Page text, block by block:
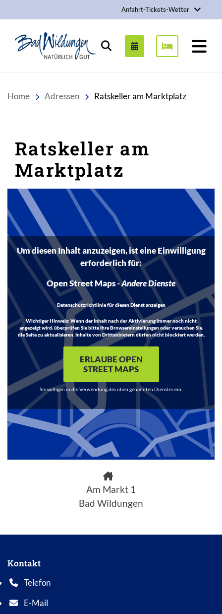
Anfahrt-Tickets-Wetter
Stadt Bad Wildungen
Suchen
Home Adressen Ratskeller am Marktplatz
Ratskeller am
Marktplatz
Inhalt
Um diesen Inhalt anzuzeigen, ist eine Einwilligung
erforderlich für:
Open Street Maps-Andere Dienste
Datenschutzrichtlinie für diesen Dienst anzeigen
Wichtiger Hinweis:Wenn der Inhalt nach der Aktivierung immer noch nicht
angezeigt wird, überprüfen Sie bitte Ihre Browsereinstellungen oder versuchen Sie,
die Seite zu aktualisieren. Inhalte von Drittanbietern dürfen nicht blockiert werden.
ERLAUBE OPEN
STREET MAPS
Sie willigen in die Verwendung des oben genannten Dienstes ein.
Am Markt 1
Bad Wildungen
Kontakt
Telefon
Telefonnummer: 0 5 6 2 1 7 0 1 0
E-Mail
E-Mail Adresse: info@bad-wildungen.de